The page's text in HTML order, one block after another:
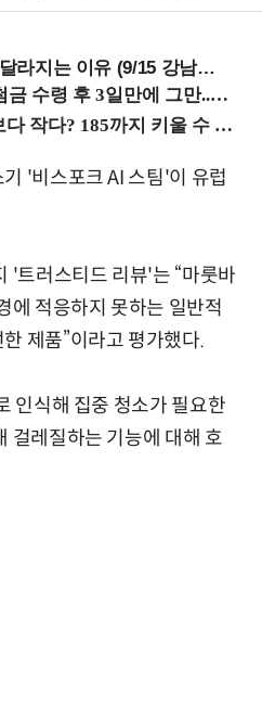
지는 이유 (9/15 강남역)
'비스포크 AI 스팀'이 유럽
'트러스티드 리뷰'는 “마룻바
에 적응하지 못하는 일반적
제품”이라고 평가했다.
인식해 집중 청소가 필요한
걸레질하는 기능에 대해 호